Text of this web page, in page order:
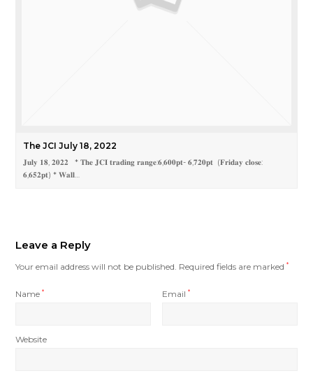
The JCI July 18, 2022
𝐉𝐮𝐥𝐲 𝟏𝟖, 𝟐𝟎𝟐𝟐 * 𝐓𝐡𝐞 𝐉𝐂𝐈 𝐭𝐫𝐚𝐝𝐢𝐧𝐠 𝐫𝐚𝐧𝐠𝐞:𝟔,𝟔𝟎𝟎𝐩𝐭- 𝟔,𝟕𝟐𝟎𝐩𝐭 (𝐅𝐫𝐢𝐝𝐚𝐲 𝐜𝐥𝐨𝐬𝐞:
𝟔,𝟔𝟓𝟐𝐩𝐭) * 𝐖𝐚𝐥𝐥…
Leave a Reply
Your email address will not be published. Required fields are marked*
Name* Email*
Website